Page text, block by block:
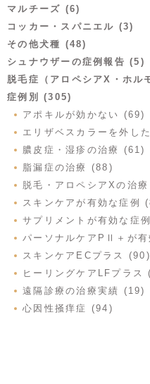
マルチーズ (6)
コッカー・スパニエル (3)
その他犬種 (48)
シュナウザーの症例報告 (5)
脱毛症（アロペシアX・ホル
症例別 (305)
アポキルが効かない (69)
エリザベスカラーを外し
膿皮症・湿疹の治療 (61)
脂漏症の治療 (88)
脱毛・アロペシアXの治
スキンケアが有効な症例
サプリメントが有効な症
パーソナルケアPⅡ＋が
スキンケアECプラス (90)
ヒーリングケアLFプラス
遠隔診療の治療実績 (19)
心因性掻痒症 (94)